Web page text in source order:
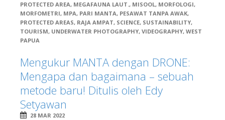
PROTECTED AREA, MEGAFAUNA LAUT., MISOOL, MORFOLOGI,
MORFOMETRI, MPA, PARI MANTA, PESAWAT TANPA AWAK,
PROTECTED AREAS, RAJA AMPAT, SCIENCE, SUSTAINABILITY,
TOURISM, UNDERWATER PHOTOGRAPHY, VIDEOGRAPHY, WEST
PAPUA
Mengukur MANTA dengan DRONE:
Mengapa dan bagaimana – sebuah
metode baru! Ditulis oleh Edy
Setyawan
28 MAR 2022